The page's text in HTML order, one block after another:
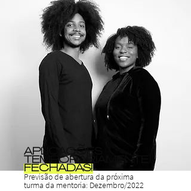
APLICAÇÕES
TEMPORARIAMENTE
FECHADAS!
Previsão de abertura da próxima
turma da mentoria: Dezembro/2022